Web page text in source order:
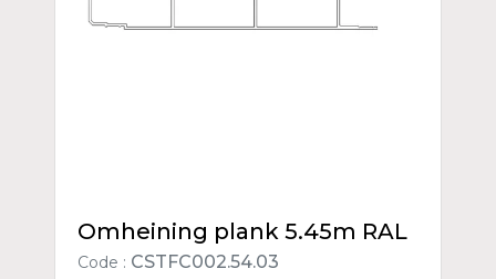
Omheining plank 5.45m RAL
Code : CSTFC002.54.03